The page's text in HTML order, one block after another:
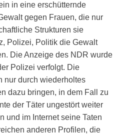
in eine erschütternde
gegen Frauen, die nur
Strukturen sie
Polizei, Politik die Gewalt
Die Anzeige des NDR wurde
Polizei verfolgt. Die
nur durch wiederholtes
dazu bringen, in dem Fall zu
der Täter ungestört weiter
und im Internet seine Taten
anderen Profilen, die